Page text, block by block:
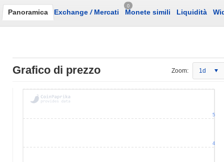
Panoramica Exchange /Mercati
0
Monete simili Liquidità
Grafico di prezzo Zoom: 1d
4
5